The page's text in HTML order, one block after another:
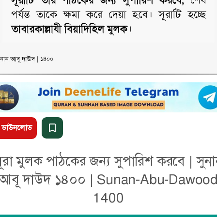
ডাউনলোড
মুলক পাঠকের জন্য সুপারিশ করবে |
দাউদ ১৪০০ | Sunan-Abu-
1400